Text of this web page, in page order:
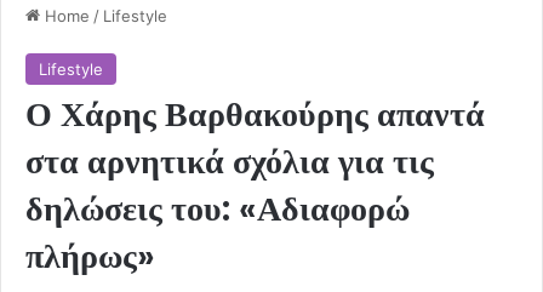
Home / Lifestyle
Lifestyle
Ο Χάρης Βαρθακούρης απαντά
στα αρνητικά σχόλια για τις
δηλώσεις του: «Αδιαφορώ
πλήρως»